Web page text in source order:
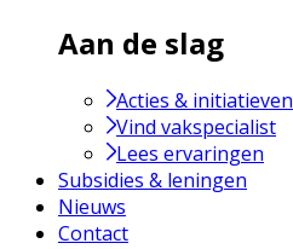
Aan de slag
Acties & initiatieven
Vind vakspecialist
Lees ervaringen
Subsidies & leningen
Nieuws
Contact